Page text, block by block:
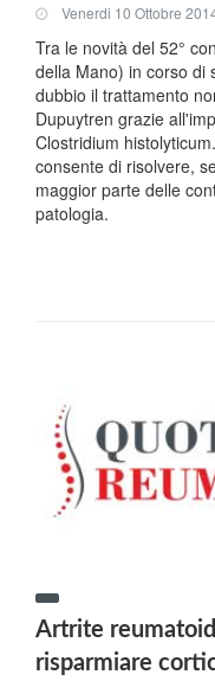
Venerdi 10 Ottobre
Tra le novità del 52°
della Mano) in corso di
dubbio il trattamento
Dupuytren grazie
Clostridium
consente di risolvere,
maggior parte delle
patologia.
Artrite
risparmiare